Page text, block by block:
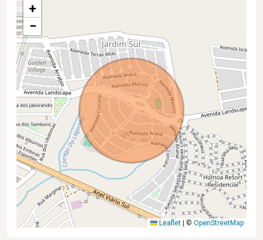
+
−
Leaflet | © OpenStreetMap